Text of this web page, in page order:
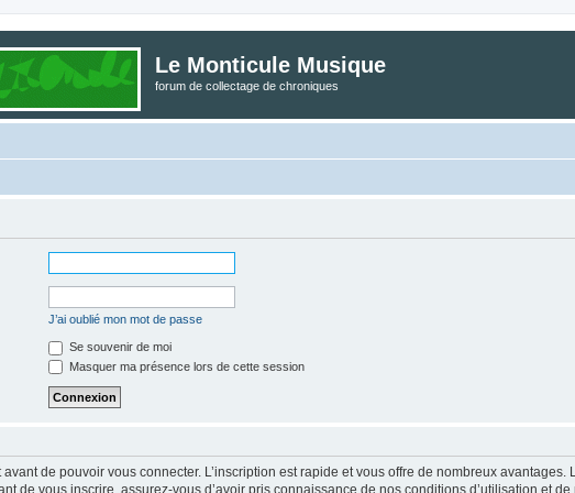
Le Monticule Musique
forum de collectage de chroniques
J’ai oublié mon mot de passe
Se souvenir de moi
Masquer ma présence lors de cette session
avant de pouvoir vous connecter. L’inscription est rapide et vous offre de nombreux
de vous inscrire, assurez-vous d’avoir pris connaissance de nos conditions d’utilisation et